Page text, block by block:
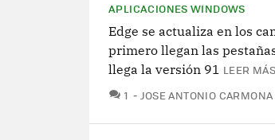
APLICACIONES WINDOWS
Edge se actualiza en los
primero llegan las
llega la versión 91 LEER
1 COMENTARIOS
JOSE ANTONIO CARMONA